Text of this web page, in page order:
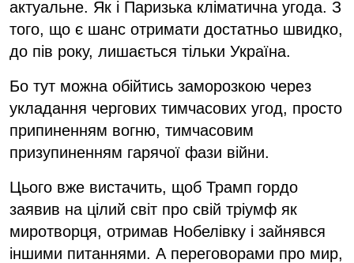
актуальне. Як і Паризька кліматична угода. З
того, що є шанс отримати достатньо швидко,
до пів року, лишається тільки Україна.
Бо тут можна обійтись заморозкою через
укладання чергових тимчасових угод, просто
припиненням вогню, тимчасовим
призупиненням гарячої фази війни.
Цього вже вистачить, щоб Трамп гордо
заявив на цілий світ про свій тріумф як
миротворця, отримав Нобелівку і зайнявся
іншими питаннями. А переговорами про мир,